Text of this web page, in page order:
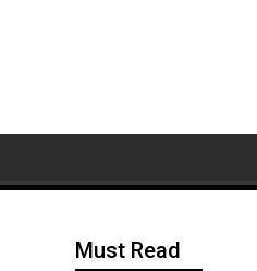
Must Read